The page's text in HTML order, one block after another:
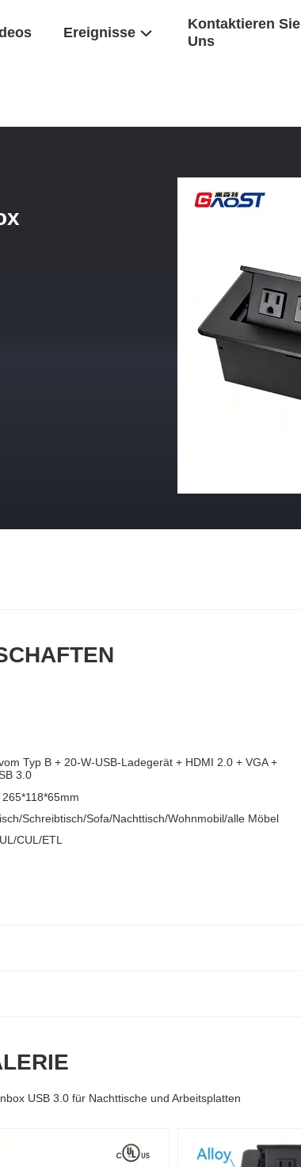
Ereignisse
Kontaktieren Sie
Uns
Typ B + 20-W-USB-Ladegerät + HDMI 2.0 + VGA +
3.0
265*118*65mm
Schreibtisch/Sofa/Nachttisch/Wohnmobil/alle Möbel
UL/CUL/ETL
USB 3.0 für Nachttische und Arbeitsplatten